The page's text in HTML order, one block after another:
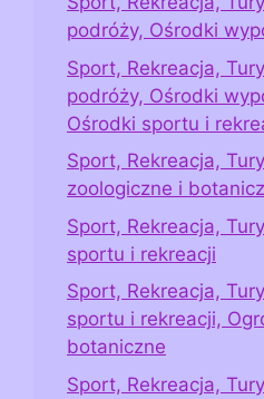
podróży, Ośrodki
Sport, Rekreacja,
podróży, Ośrodki
Ośrodki sportu i
Sport, Rekreacja,
zoologiczne i
Sport, Rekreacja,
sportu i rekreacji
Sport, Rekreacja,
sportu i rekreacji,
botaniczne
Sport, Rekreacja,